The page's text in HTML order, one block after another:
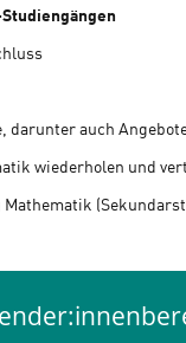
darunter auch
wiederholen und